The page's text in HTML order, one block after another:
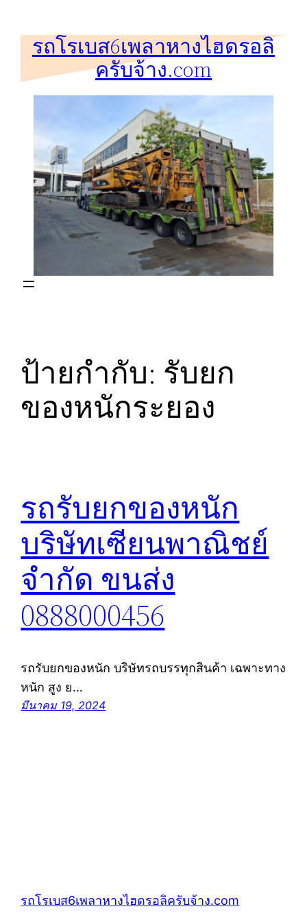
รถโรเบส6เพลาหางไฮดรอลิ
ครับจ้าง.com
ป้ายกำกับ: รับยก
ของหนักระยอง
รถรับยกของหนัก
บริษัทเซียนพาณิชย์
จำกัด ขนส่ง
0888000456
รถรับยกของหนัก บริษัทรถบรรทุกสินค้า เฉพาะทาง
หนัก สูง ย…
มีนาคม 19, 2024
รถโรเบส6เพลาหางไฮดรอลิครับจ้าง.com